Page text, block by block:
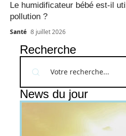
Le humidificateur bébé est-il
pollution ?
Santé 8 juillet 2026
Recherche
News du jour